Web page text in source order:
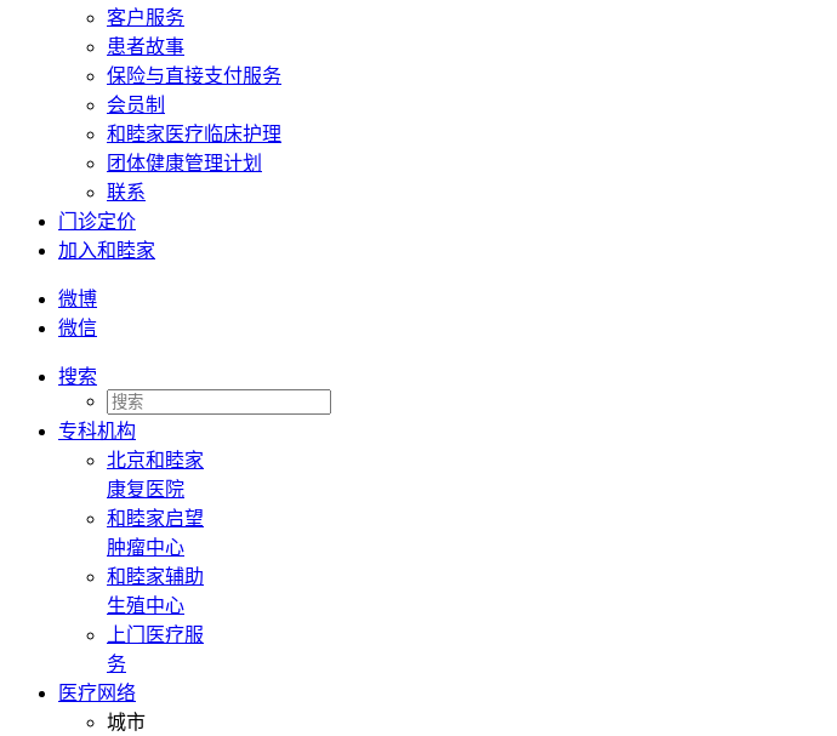
客户服务
患者故事
保险与直接支付服务
会员制
和睦家医疗临床护理
团体健康管理计划
联系
门诊定价
加入和睦家
微博
微信
搜索
专科机构
北京和睦家
康复医院
和睦家启望
肿瘤中心
和睦家辅助
生殖中心
上门医疗服
务
医疗网络
城市